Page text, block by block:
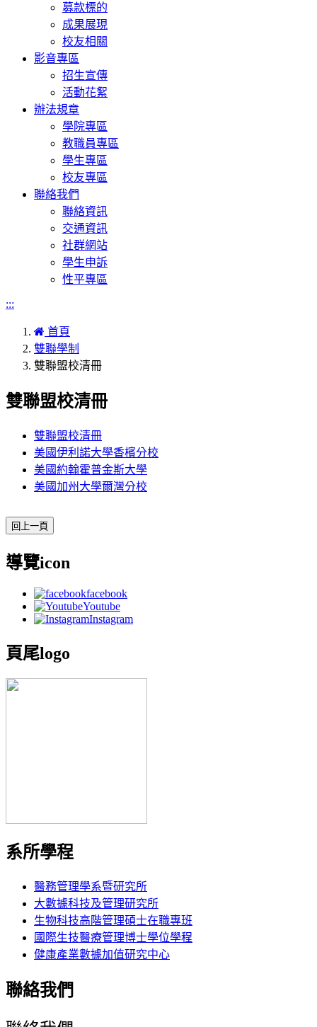
募款標的
成果展現
校友相關
影音專區
招生宣傳
活動花絮
辦法規章
學院專區
教職員專區
學生專區
校友專區
聯絡我們
聯絡資訊
交通資訊
社群網站
學生申訴
性平專區
:::
首頁
雙聯學制
雙聯盟校清冊
雙聯盟校清冊
雙聯盟校清冊
美國伊利諾大學香檳分校
美國約翰霍普金斯大學
美國加州大學爾灣分校
導覽icon
facebook
Youtube
Instagram
頁尾logo
系所學程
醫務管理學系暨研究所
大數據科技及管理研究所
生物科技高階管理碩士在職專班
國際生技醫療管理博士學位學程
健康產業數據加值研究中心
聯絡我們